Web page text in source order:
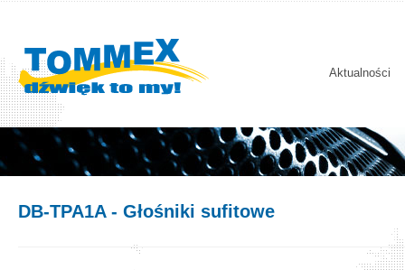
Aktualności
DB-TPA1A- Głośniki sufitowe